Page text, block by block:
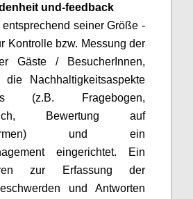
und-feedback
entsprechend seiner Größe -
Kontrolle bzw. Messung der
Gäste /
BesucherInnen,
die Nachhaltigkeitsaspekte
(z.B. Fragebogen,
Bewertung auf
und ein
eingerichtet. Ein
zur Erfassung der
und Antworten